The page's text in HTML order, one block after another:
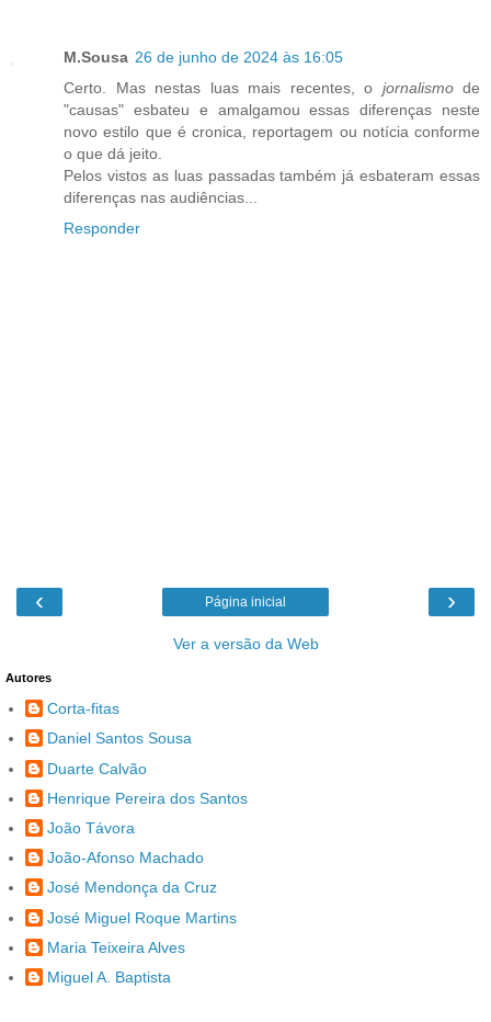
M.Sousa 26 de junho de 2024 às 16:05
Certo. Mas nestas luas mais recentes, o jornalismode
"causas" esbateu e amalgamou essas diferenças neste
novo estilo que é cronica, reportagem ou notícia conforme
o que dá jeito.
Pelos vistos as luas passadas também já esbateram essas
diferenças nas audiências...
Responder
‹ ›
Página inicial
Ver a versão da Web
Autores
Corta-fitas
Daniel Santos Sousa
Duarte Calvão
Henrique Pereira dos Santos
João Távora
João-Afonso Machado
José Mendonça da Cruz
José Miguel Roque Martins
Maria Teixeira Alves
Miguel A. Baptista